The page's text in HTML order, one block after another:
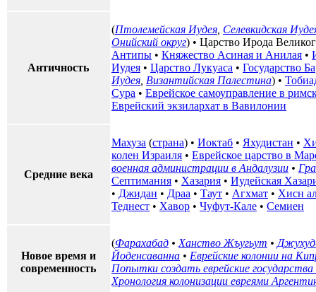
Античность
(Птолемейская Иудея Селевкидская
Онийский округ) • Царство Ирода
Антипы • Княжество Асиная и Анилая •
Иудея • Царство Лукуаса • Государство
Иудея Византийская Палестина) •
Сура • Еврейское самоуправление в
Еврейский экзилархат в Вавилонии
Средние века
Махуза (страна) • Иоктаб • Яхудистан •
колен Израиля • Еврейское царство в
военная администрации в Андалузии •
Септимания • Хазария • Иудейская
• Джидан • Драа • Таут • Агхмат • Хисн
Теднест • Хавор • Чуфут-Кале • Семиен
Новое время и
современность
(Фарахабад • Ханство Жъугьут •
Йоденсаванна • Еврейские колонии на
Попытки создать еврейские
Хронология колонизации евреями